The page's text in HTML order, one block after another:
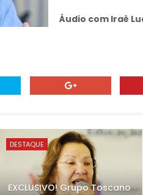
Áudio com Iraê
DESTAQUE
EXCLUSIVO! Grupo Toscano